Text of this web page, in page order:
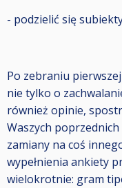
- podzielić się
Po zebraniu
nie tylko o
również opinie,
Waszych
zamiany na coś
wypełnienia ankiety
wielokrotnie: gram